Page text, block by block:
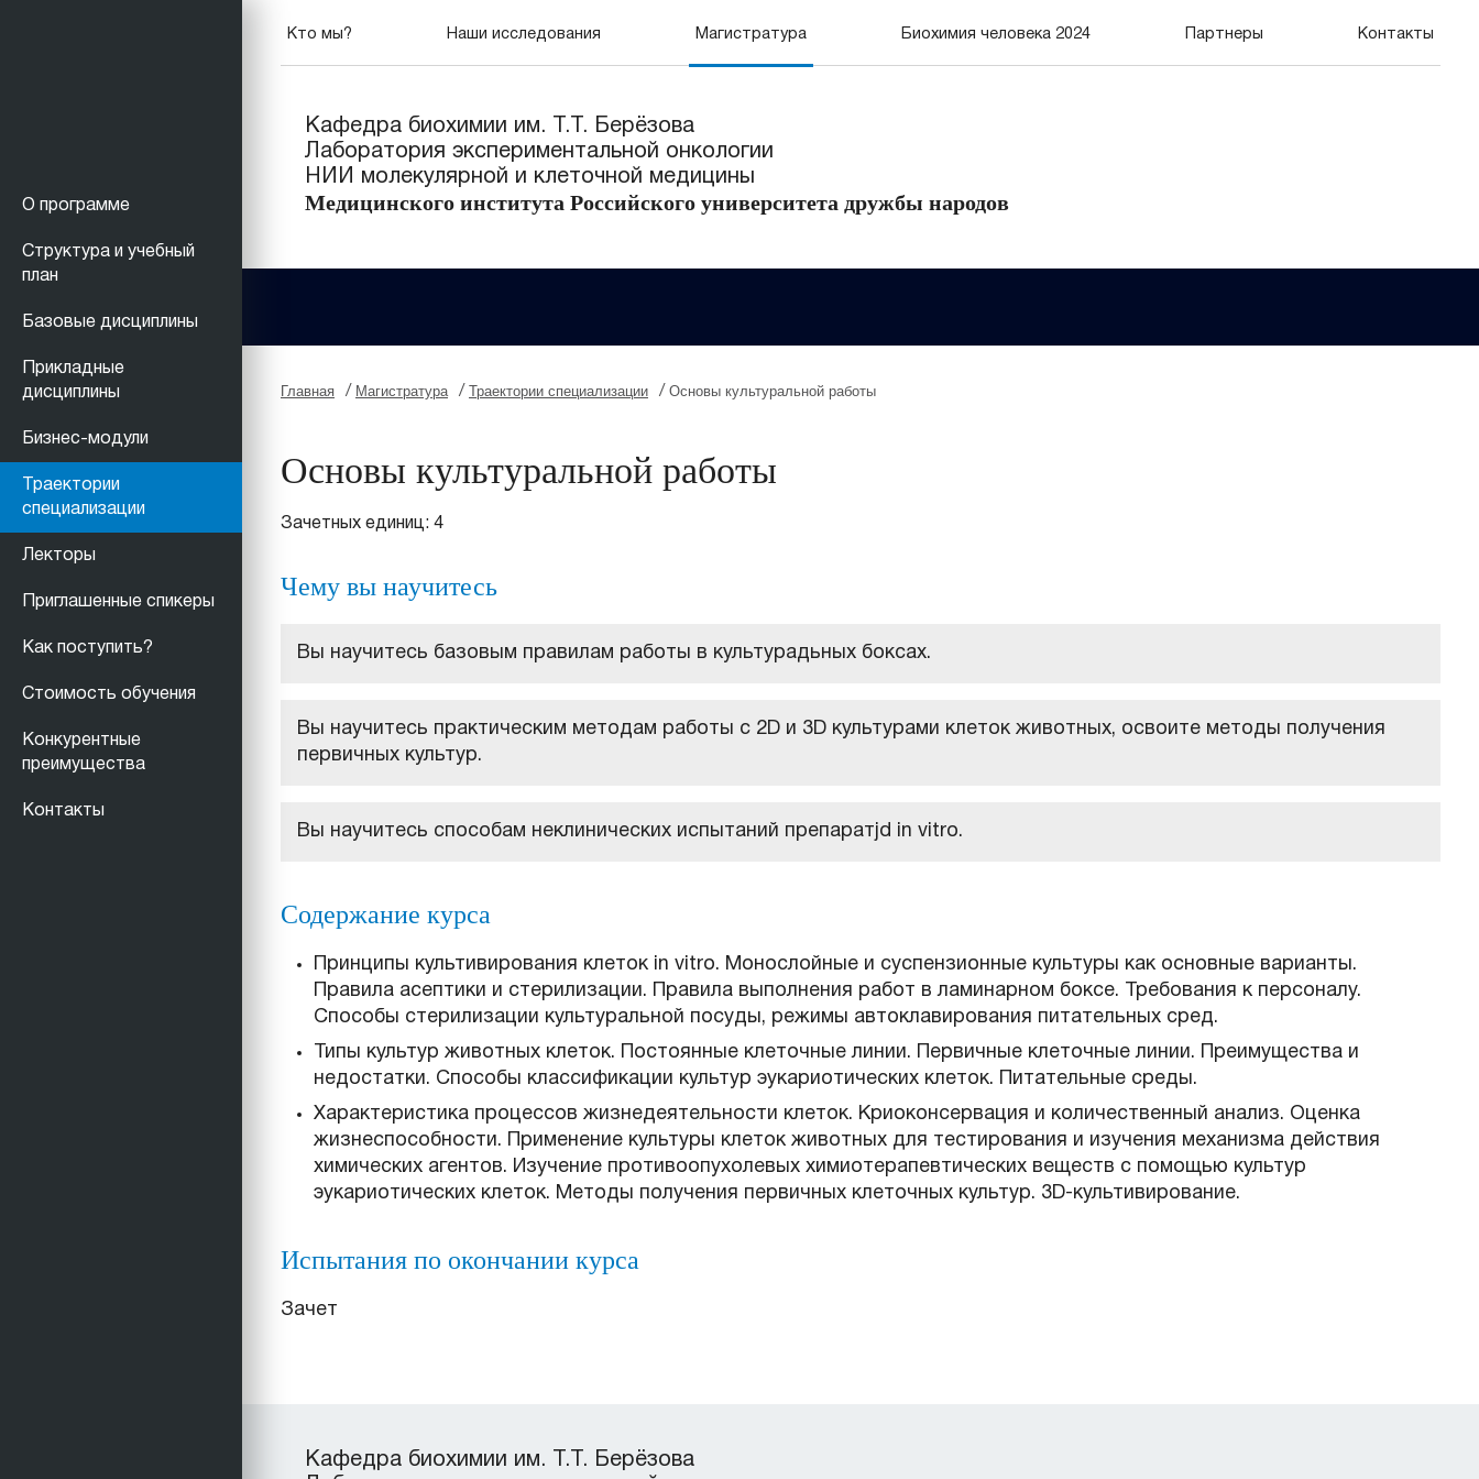
О программе
Структура и учебный
план
Базовые дисциплины
Прикладные
дисциплины
Бизнес-модули
Траектории
специализации
Лекторы
Приглашенные спикеры
Как поступить?
Стоимость обучения
Конкурентные
преимущества
Контакты
Кто мы? Наши исследования Магистратура Биохимия человека 2024 Партнеры Контакты
Кафедра биохимии им. Т.Т. Берёзова
Лаборатория экспериментальной онкологии
НИИ молекулярной и клеточной медицины
Медицинского института Российского университета дружбы народов
Главная / Магистратура / Траектории специализации / Основы культуральной работы
Основы культуральной работы
Зачетных единиц: 4
Чему вы научитесь
Вы научитесь базовым правилам работы в культурадьных боксах.
Вы научитесь практическим методам работы с 2D и 3D культурами клеток животных, освоите методы получения
первичных культур.
Вы научитесь способам неклинических испытаний препаратjd in vitro.
Содержание курса
Принципы культивирования клеток in vitro. Монослойные и суспензионные культуры как основные варианты.
Правила асептики и стерилизации. Правила выполнения работ в ламинарном боксе. Требования к персоналу.
Способы стерилизации культуральной посуды, режимы автоклавирования питательных сред.
Типы культур животных клеток. Постоянные клеточные линии. Первичные клеточные линии. Преимущества и
недостатки. Способы классификации культур эукариотических клеток. Питательные среды.
Характеристика процессов жизнедеятельности клеток. Криоконсервация и количественный анализ. Оценка
жизнеспособности. Применение культуры клеток животных для тестирования и изучения механизма действия
химических агентов. Изучение противоопухолевых химиотерапевтических веществ с помощью культур
эукариотических клеток. Методы получения первичных клеточных культур. 3D-культивирование.
Испытания по окончании курса
Зачет
Кафедра биохимии им. Т.Т. Берёзова